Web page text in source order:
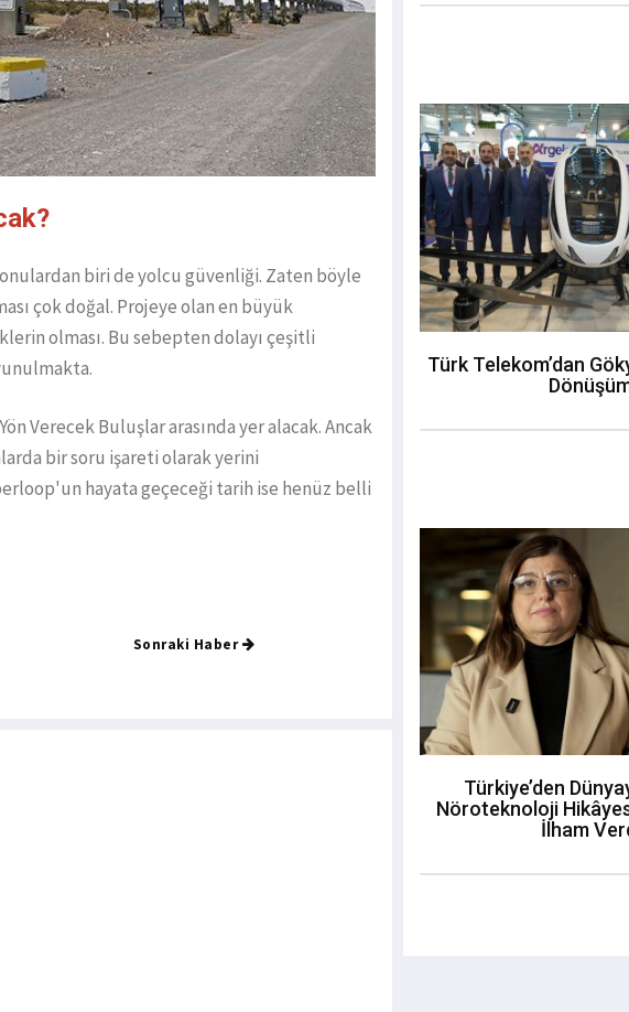
biri de yolcu güvenliği. Zaten böyle
çok doğal. Projeye olan en büyük
olması. Bu sebepten dolayı çeşitli
Verecek Buluşlar arasında yer alacak. Ancak
bir soru işareti olarak yerini
hayata geçeceği tarih ise henüz belli
Sonraki Haber
Türk Telekom’dan
Türkiye’den
Nöroteknoloji
İlham